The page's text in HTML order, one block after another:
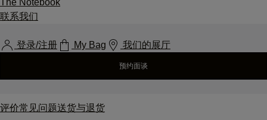
联系我们
登录/注册 My Bag 我们的展厅
预约面谈
评价常见问题送货与退货